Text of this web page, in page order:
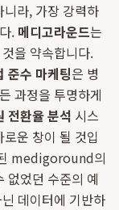
라, 가장 강력하
. 메디고라운드는
을 약속합니다.
준수 마케팅은 병
과정을 투명하게
전환율 분석 시스
운 창이 될 것입
medigoround의
없었던 수준의 예
데이터에 기반하